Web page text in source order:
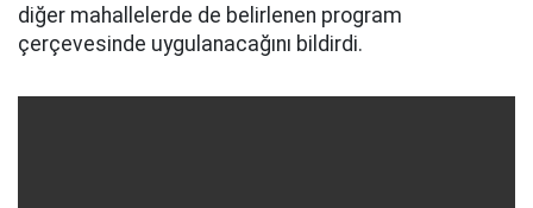
diğer mahallelerde de belirlenen program
çerçevesinde uygulanacağını bildirdi.